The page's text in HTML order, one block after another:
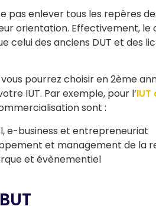
pas enlever tous les repères
orientation. Effectivement,
celui des anciens DUT et des
vous pourrez choisir en 2ème
IUT. Par exemple, pour l’IUT
sont :
e-business et entrepreneuriat
et management de la
et évènementiel